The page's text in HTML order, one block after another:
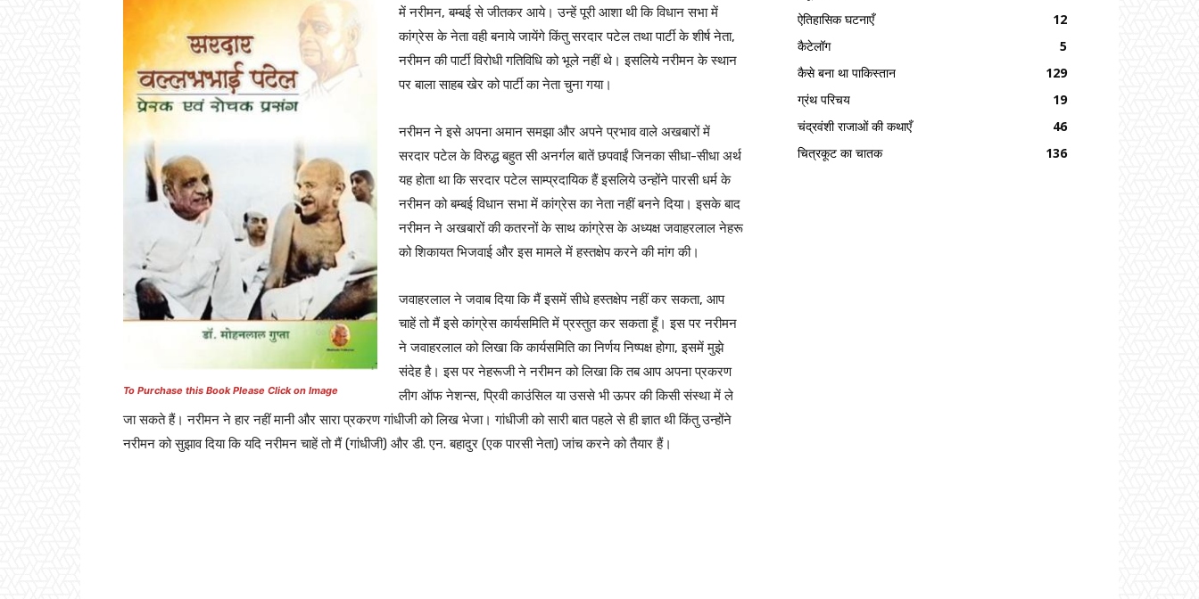
To Purchase this Book Please Click on Image
में नरीमन, बम्बई से जीतकर आये। उन्हें पूरी आशा थी कि विधान सभा में
कांग्रेस के नेता वही बनाये जायेंगे किंतु सरदार पटेल तथा पार्टी के शीर्ष नेता,
नरीमन की पार्टी विरोधी गतिविधि को भूले नहीं थे। इसलिये नरीमन के स्थान
पर बाला साहब खेर को पार्टी का नेता चुना गया।
नरीमन ने इसे अपना अमान समझा और अपने प्रभाव वाले अखबारों में
सरदार पटेल के विरुद्ध बहुत सी अनर्गल बातें छपवाईं जिनका सीधा-सीधा अर्थ
यह होता था कि सरदार पटेल साम्प्रदायिक हैं इसलिये उन्होंने पारसी धर्म के
नरीमन को बम्बई विधान सभा में कांग्रेस का नेता नहीं बनने दिया। इसके बाद
नरीमन ने अखबारों की कतरनों के साथ कांग्रेस के अध्यक्ष जवाहरलाल नेहरू
को शिकायत भिजवाई और इस मामले में हस्तक्षेप करने की मांग की।
जवाहरलाल ने जवाब दिया कि मैं इसमें सीधे हस्तक्षेप नहीं कर सकता, आप
चाहें तो मैं इसे कांग्रेस कार्यसमिति में प्रस्तुत कर सकता हूँ। इस पर नरीमन
ने जवाहरलाल को लिखा कि कार्यसमिति का निर्णय निष्पक्ष होगा, इसमें मुझे
संदेह है। इस पर नेहरूजी ने नरीमन को लिखा कि तब आप अपना प्रकरण
लीग ऑफ नेशन्स, प्रिवी काउंसिल या उससे भी ऊपर की किसी संस्था में ले
जा सकते हैं। नरीमन ने हार नहीं मानी और सारा प्रकरण गांधीजी को लिख भेजा। गांधीजी को सारी बात पहले से ही ज्ञात थी किंतु उन्होंने
नरीमन को सुझाव दिया कि यदि नरीमन चाहें तो मैं (गांधीजी) और डी. एन. बहादुर (एक पारसी नेता) जांच करने को तैयार हैं।
ऐतिहासिक घटनाएँ
12
कैटेलॉग
5
कैसे बना था पाकिस्तान
129
ग्रंथ परिचय
19
चंद्रवंशी राजाओं की कथाएँ
46
चित्रकूट का चातक
136